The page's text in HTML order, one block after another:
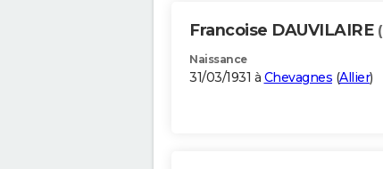
Francoise DAUVILAIRE
Naissance
31/03/1931 à Chevagnes (Allier)